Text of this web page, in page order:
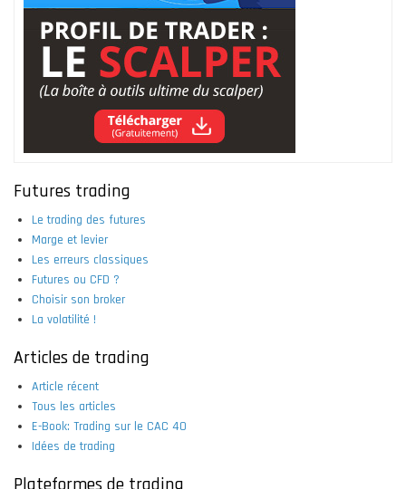
Futures trading
Le trading des futures
Marge et levier
Les erreurs classiques
Futures ou CFD ?
Choisir son broker
La volatilité !
Articles de trading
Article récent
Tous les articles
E-Book: Trading sur le CAC 40
Idées de trading